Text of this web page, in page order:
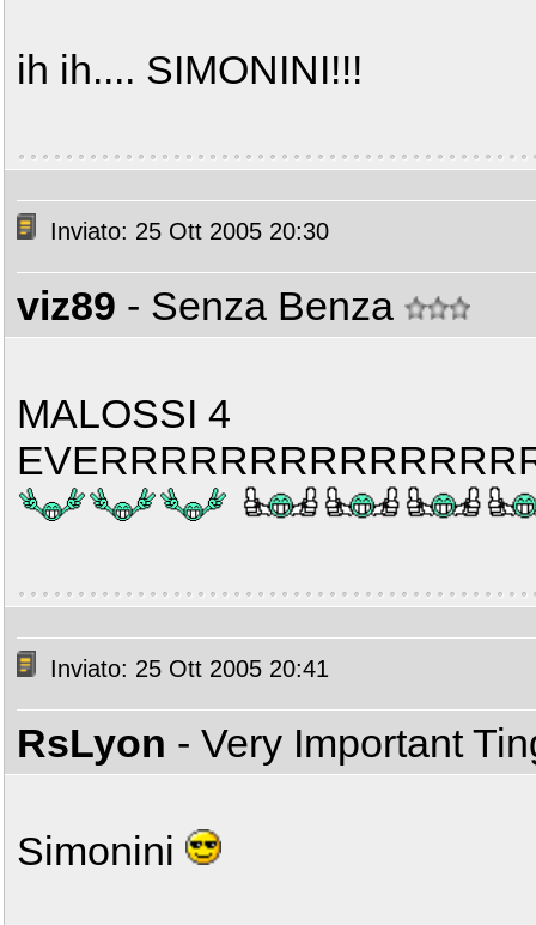
ih ih.... SIMONINI!!!
Inviato: 25 Ott 2005 20:30
viz89 - Senza Benza
MALOSSI 4
Inviato: 25 Ott 2005 20:41
RsLyon - Very Important
Simonini